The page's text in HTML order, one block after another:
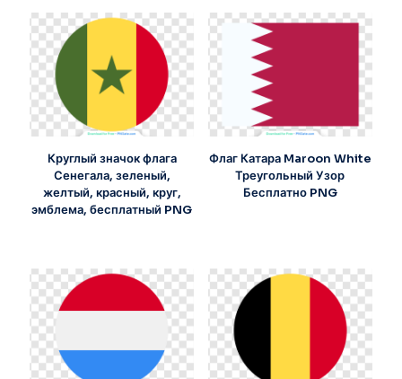
Круглый значок флага
Сенегала, зеленый,
желтый, красный, круг,
эмблема, бесплатный PNG
Флаг Катара Maroon White
Треугольный Узор
Бесплатно PNG